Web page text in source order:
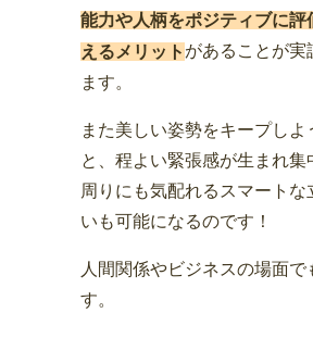
能力や人柄をポジティブに評
えるメリット があることが実
ます。
また美しい姿勢をキープしよ
と、程よい緊張感が生まれ集
周りにも気配れるスマートな
いも可能になるのです！
人間関係やビジネスの場面で
す。